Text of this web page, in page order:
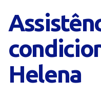
Helena